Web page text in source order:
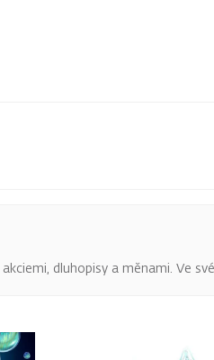
dluhopisy a měnami. Ve